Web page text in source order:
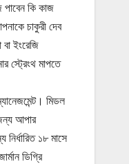
কি কাজ
চাকুরী দেব
ইংরেজি
স্ট্রেংথ মাপতে
মিডল
আপার
১৮ মাসে
ডিগ্রি